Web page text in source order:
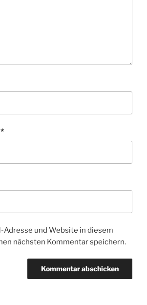
*
Adresse und Website in diesem
nächsten Kommentar speichern.